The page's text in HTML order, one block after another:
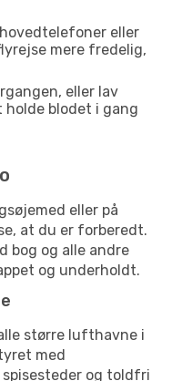
eller
mere fredelig,
eller lav
blodet i gang
eller på
at du er forberedt.
bog og alle andre
og underholdt.
større lufthavne i
med
og toldfri